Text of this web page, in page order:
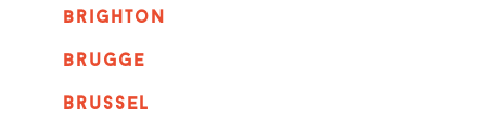
brighton
brugge
Brussel